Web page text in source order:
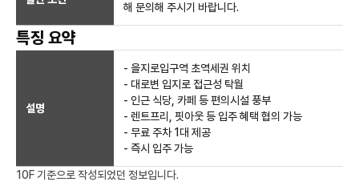
해 문의해 주시기 바랍니다.
특징 요약
설명
- 을지로입구역 초역세권 위치
- 대로변 입지로 접근성 탁월
- 인근 식당, 카페 등 편의시설 풍부
- 렌트프리, 핏아웃 등 입주 혜택 협의 가능
- 무료 주차 1대 제공
- 즉시 입주 가능
10F 기준으로 작성되었던 정보입니다.